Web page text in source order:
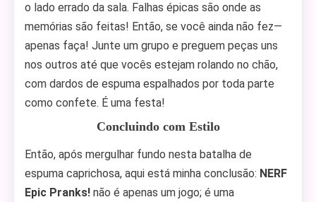
o lado errado da sala. Falhas épicas são onde as
memórias são feitas! Então, se você ainda não fez—
apenas faça! Junte um grupo e preguem peças uns
nos outros até que vocês estejam rolando no chão,
com dardos de espuma espalhados por toda parte
como confete. É uma festa!
Concluindo com Estilo
Então, após mergulhar fundo nesta batalha de
espuma caprichosa, aqui está minha conclusão: NERF
Epic Pranks! não é apenas um jogo; é uma